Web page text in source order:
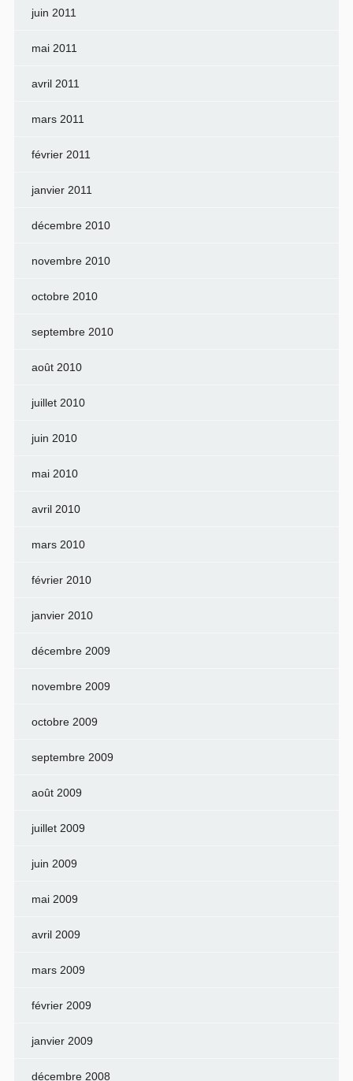
juin 2011
mai 2011
avril 2011
mars 2011
février 2011
janvier 2011
décembre 2010
novembre 2010
octobre 2010
septembre 2010
août 2010
juillet 2010
juin 2010
mai 2010
avril 2010
mars 2010
février 2010
janvier 2010
décembre 2009
novembre 2009
octobre 2009
septembre 2009
août 2009
juillet 2009
juin 2009
mai 2009
avril 2009
mars 2009
février 2009
janvier 2009
décembre 2008